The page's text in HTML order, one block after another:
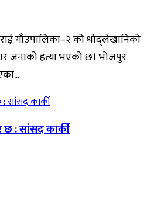
गाँउपालिका–२ को धोद्लेखानिको
जनाको हत्या भएको छ। भोजपुर
छ : सांसद कार्की